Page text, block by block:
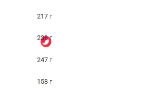
217 г
238 г
247 г
158 г